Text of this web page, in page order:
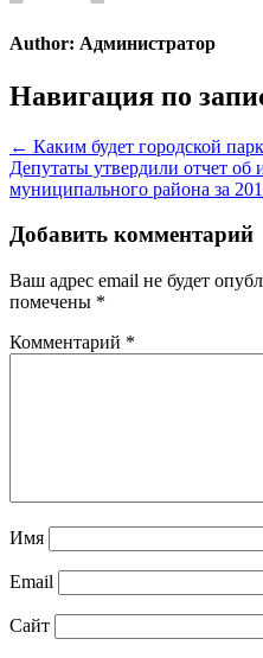
Author: Администратор
Навигация по
← Каким будет городской
Депутаты утвердили отчет об
муниципального района за
Добавить комментарий
Ваш адрес email не будет
помечены *
Комментарий *
Имя
Email
Сайт